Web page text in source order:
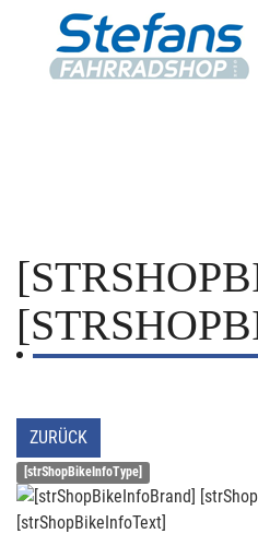
ZURÜCK
[strShopBikeInfoType]
[strShopBikeInfoText]